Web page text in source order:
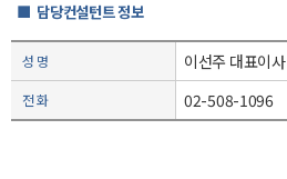
■ 담당컨설턴트 정보
성 명 이선주 대표이사
전 화 02-508-1096